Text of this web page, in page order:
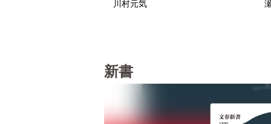
川村元気
新書